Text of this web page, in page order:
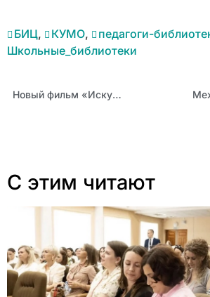
БИЦ, КУМО, педагоги-
Школьные_библиотеки
Новый фильм «Искупление» покажут на дискуссионной площадке в АИРО
С этим читают